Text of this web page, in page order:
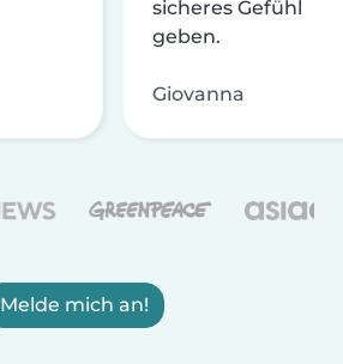
sicheres Gefühl
geben.
Giovanna
Melde mich an!